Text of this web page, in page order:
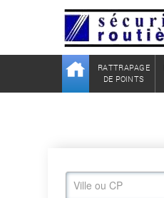
RATTRAPAGE
DE POINTS